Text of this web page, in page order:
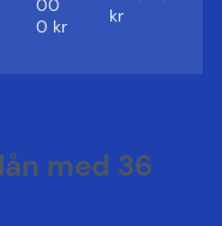
00
0 kr
kr
med 36